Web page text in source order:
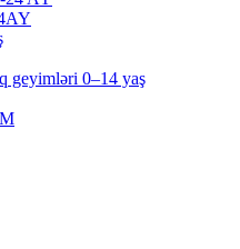
geyimləri 0–14 yaş